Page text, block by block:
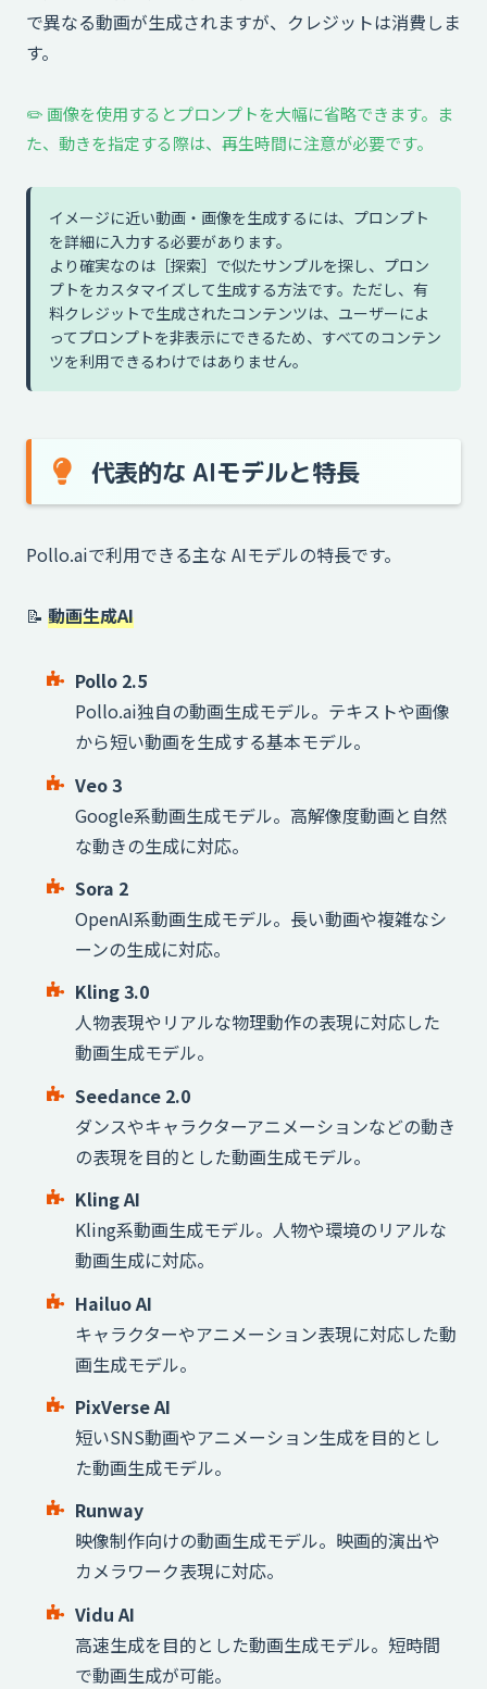
で異なる動画が生成されますが、クレジットは消費しま
す。
✏️ 画像を使用するとプロンプトを大幅に省略できます。ま
た、動きを指定する際は、再生時間に注意が必要です。
イメージに近い動画・画像を生成するには、プロンプト
を詳細に入力する必要があります。
より確実なのは［探索］で似たサンプルを探し、プロン
プトをカスタマイズして生成する方法です。ただし、有
料クレジットで生成されたコンテンツは、ユーザーによ
ってプロンプトを非表示にできるため、すべてのコンテン
ツを利用できるわけではありません。
代表的な AIモデルと特長
Pollo.aiで利用できる主な AIモデルの特長です。
📝 動画生成AI
Pollo 2.5
Pollo.ai独自の動画生成モデル。テキストや画像
から短い動画を生成する基本モデル。
Veo 3
Google系動画生成モデル。高解像度動画と自然
な動きの生成に対応。
Sora 2
OpenAI系動画生成モデル。長い動画や複雑なシ
ーンの生成に対応。
Kling 3.0
人物表現やリアルな物理動作の表現に対応した
動画生成モデル。
Seedance 2.0
ダンスやキャラクターアニメーションなどの動き
の表現を目的とした動画生成モデル。
Kling AI
Kling系動画生成モデル。人物や環境のリアルな
動画生成に対応。
Hailuo AI
キャラクターやアニメーション表現に対応した動
画生成モデル。
PixVerse AI
短いSNS動画やアニメーション生成を目的とし
た動画生成モデル。
Runway
映像制作向けの動画生成モデル。映画的演出や
カメラワーク表現に対応。
Vidu AI
高速生成を目的とした動画生成モデル。短時間
で動画生成が可能。